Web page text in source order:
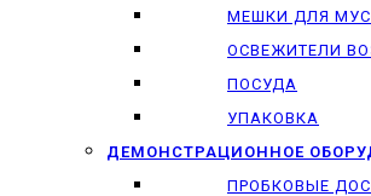
МЕШКИ ДЛЯ
ОСВЕЖИТЕЛИ
ПОСУДА
УПАКОВКА
ДЕМОНСТРАЦИОННОЕ
ПРОБКОВЫЕ